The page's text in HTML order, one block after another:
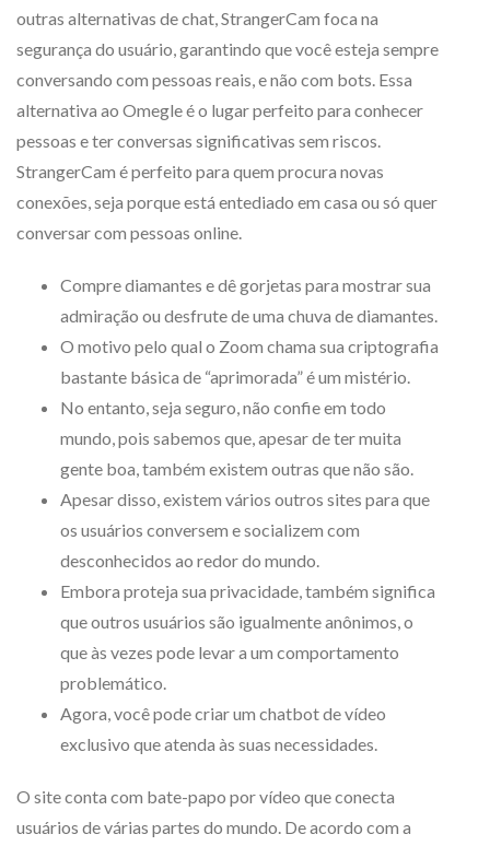
outras alternativas de chat, StrangerCam foca na
segurança do usuário, garantindo que você esteja sempre
conversando com pessoas reais, e não com bots. Essa
alternativa ao Omegle é o lugar perfeito para conhecer
pessoas e ter conversas significativas sem riscos.
StrangerCam é perfeito para quem procura novas
conexões, seja porque está entediado em casa ou só quer
conversar com pessoas online.
Compre diamantes e dê gorjetas para mostrar sua
admiração ou desfrute de uma chuva de diamantes.
O motivo pelo qual o Zoom chama sua criptografia
bastante básica de “aprimorada” é um mistério.
No entanto, seja seguro, não confie em todo
mundo, pois sabemos que, apesar de ter muita
gente boa, também existem outras que não são.
Apesar disso, existem vários outros sites para que
os usuários conversem e socializem com
desconhecidos ao redor do mundo.
Embora proteja sua privacidade, também significa
que outros usuários são igualmente anônimos, o
que às vezes pode levar a um comportamento
problemático.
Agora, você pode criar um chatbot de vídeo
exclusivo que atenda às suas necessidades.
O site conta com bate-papo por vídeo que conecta
usuários de várias partes do mundo. De acordo com a